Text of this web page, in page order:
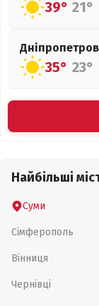
39° 21°
35° 23°
Найбільші
Суми
Сімферополь
Вінниця
Чернівці